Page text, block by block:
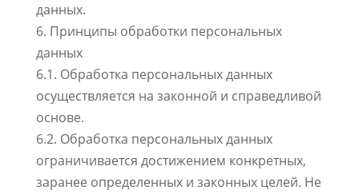
данных.
6. Принципы обработки персональных
данных
6.1. Обработка персональных данных
осуществляется на законной и справедливой
основе.
6.2. Обработка персональных данных
ограничивается достижением конкретных,
заранее определенных и законных целей. Не